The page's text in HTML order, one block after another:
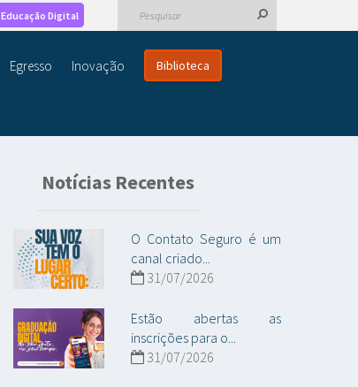
Educação Digital
Egresso Inovação Biblioteca
Notícias Recentes
O Contato Seguro é um
canal criado...
31/07/2026
Estão abertas as
inscrições para o...
31/07/2026